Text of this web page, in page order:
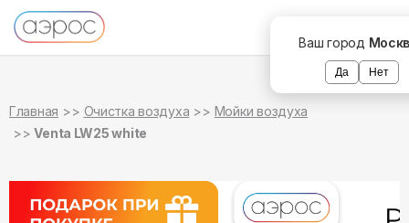
Ваш город
Да Нет
Главная Очистка воздуха
Мойки воздуха
Venta LW25 white
в наличии
в наличии